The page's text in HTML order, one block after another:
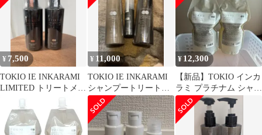
専売 美容室 美容院 サ
ロン 専売 ドクタージュ
ニア TOKIO Dr Jr
¥ 7,500
TOKIO IE INKARAMI
LIMITED トリートメン
ト 2本セット
¥ 11,000
TOKIO IE INKARAMI
シャンプートリートメ
ント、オイルのセット
¥ 12,300
【新品】TOKIO インカ
ラミ プラチナム シャン
プー 詰替 レモングラス